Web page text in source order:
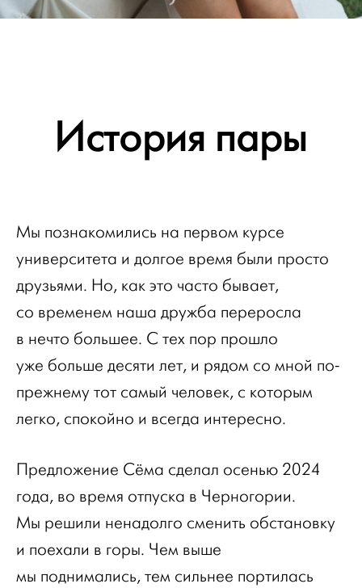
История пары
Мы познакомились на первом курсе
университета и долгое время были просто
друзьями. Но, как это часто бывает,
со временем наша дружба переросла
в нечто большее. С тех пор прошло
уже больше десяти лет, и рядом со мной по-
прежнему тот самый человек, с которым
легко, спокойно и всегда интересно.
Предложение Сёма сделал осенью 2024
года, во время отпуска в Черногории.
Мы решили ненадолго сменить обстановку
и поехали в горы. Чем выше
мы поднимались, тем сильнее портилась